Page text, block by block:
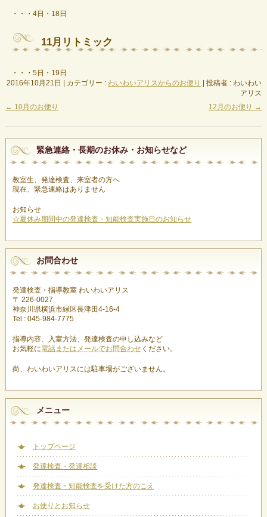
・・・4日・18日
11月リトミック
・・・5日・19日
2016年10月21日 | カテゴリー : わいわいアリスからのお便り | 投稿者 : わいわい
アリス
← 10月のお便り 12月のお便り →
緊急連絡・長期のお休み・お知らせなど
教室生、発達検査、来室者の方へ
現在、緊急連絡はありません
お知らせ
☆夏休み期間中の発達検査・知能検査実施日のお知らせ
お問合わせ
発達検査・指導教室 わいわいアリス
〒 226-0027
神奈川県横浜市緑区長津田4-16-4
Tel : 045-984-7775
指導内容、入室方法、発達検査の申し込みなど
お気軽に電話またはメールでお問合わせ ください。
尚、わいわいアリスには駐車場がございません。
メニュー
トップページ
発達検査・発達相談
発達検査・知能検査を受けた方のこえ
お便りとお知らせ